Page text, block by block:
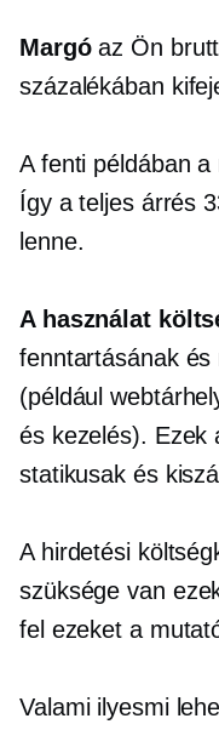
Margóaz Ön
százalékában
A fenti példában
Így a teljes árrés
lenne.
A használat
fenntartásának és
(például
és kezelés). Ezek
statikusak és
A hirdetési
szüksége van
fel ezeket a
Valami ilyesmi